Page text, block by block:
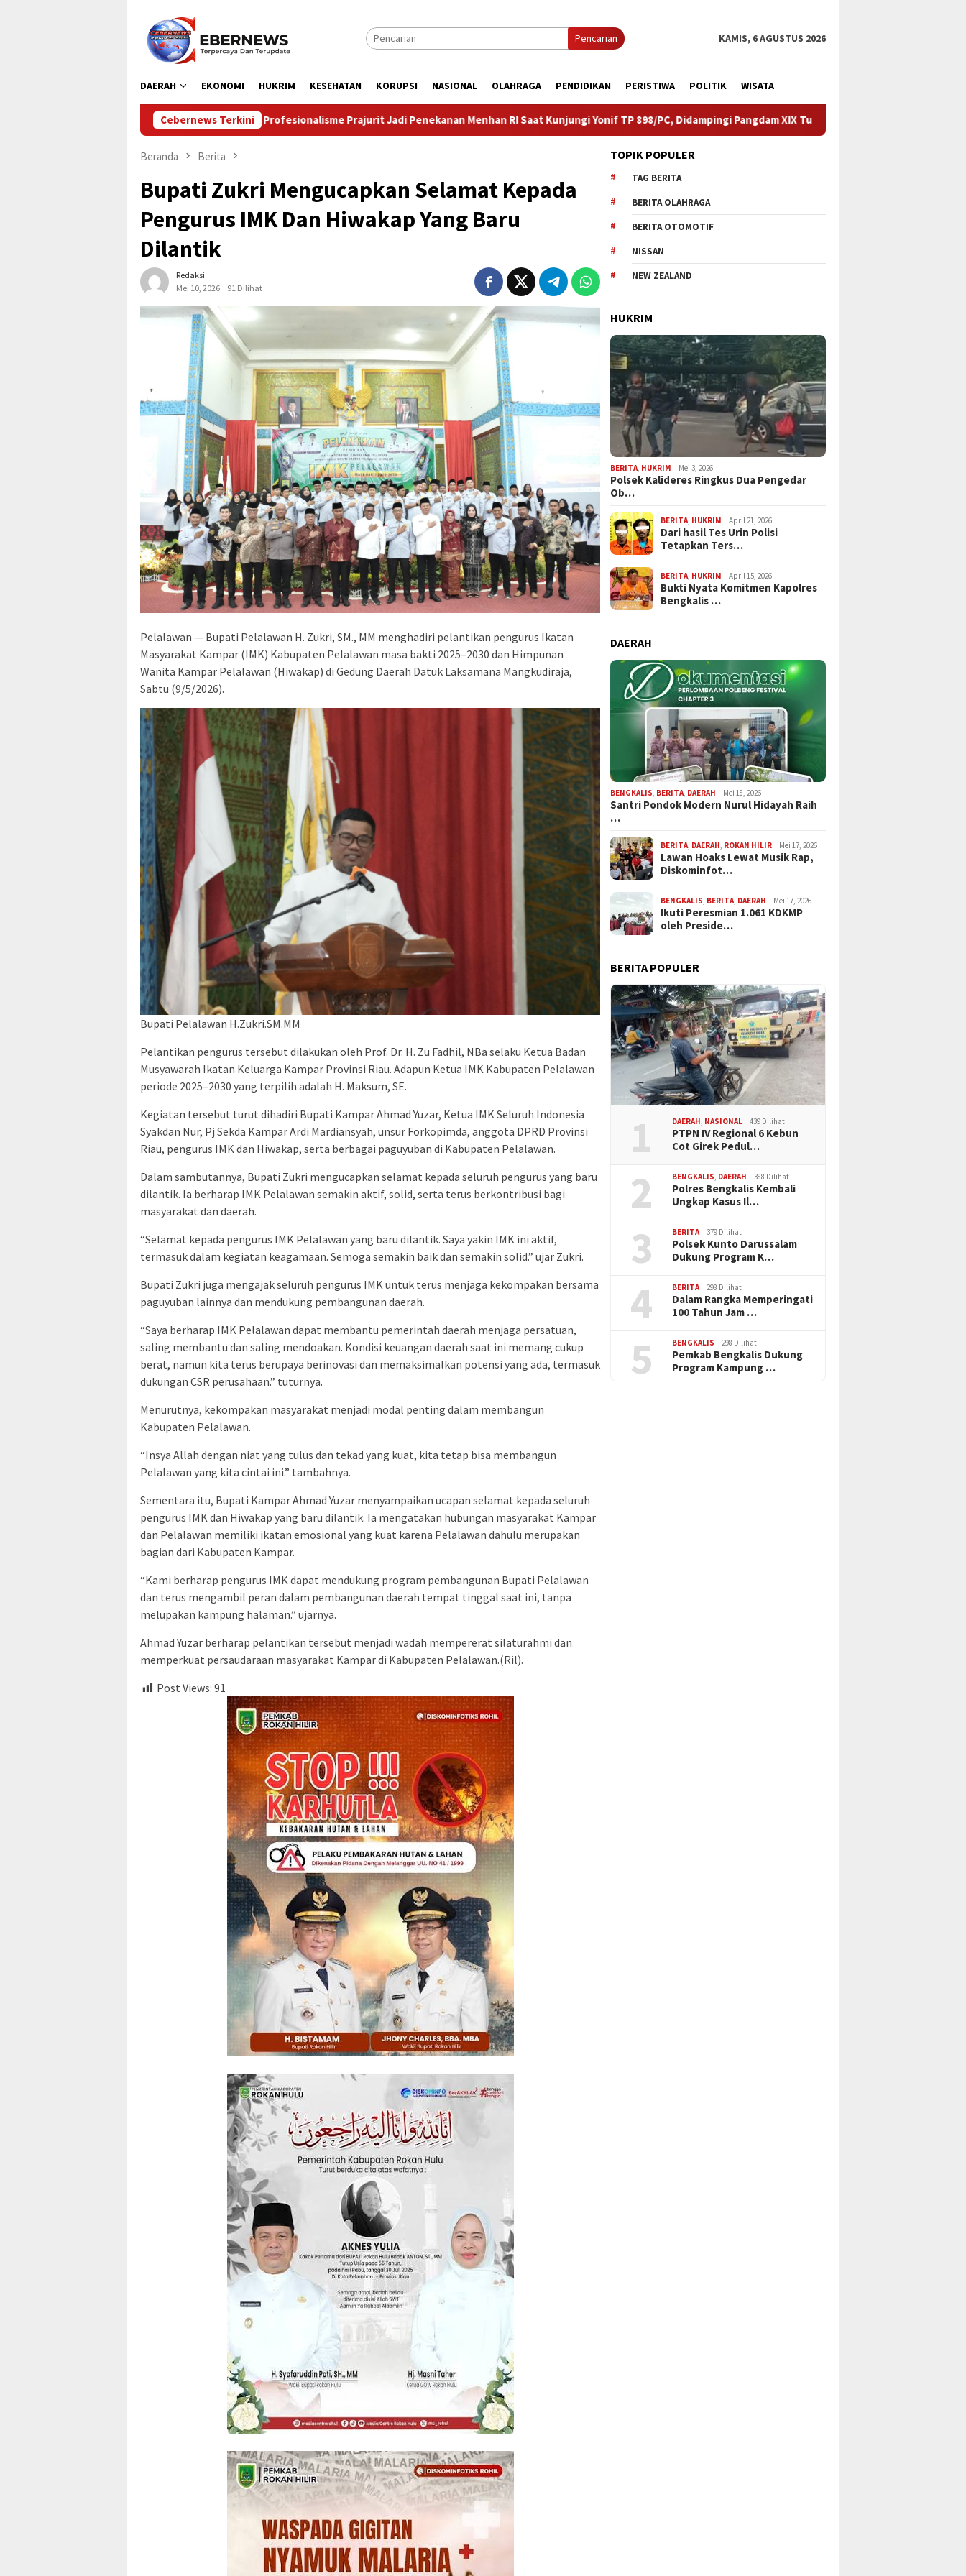
konten
Pencarian KAMIS, 6 AGUSTUS 2026
DAERAH EKONOMI HUKRIM KESEHATAN KORUPSI NASIONAL OLAHRAGA PENDIDIKAN PERISTIWA POLITIK WISATA
Cebernews Terkini
Profesionalisme Prajurit Jadi Penekanan Menhan RI Saat Kunjungi Yonif TP 898/PC, Didampingi Pangdam XIX Tuanku Tambusai Ekspedisi Merah Putih Jangkau Pulau
Beranda Berita
Bupati Zukri Mengucapkan Selamat Kepada
Pengurus IMK Dan Hiwakap Yang Baru
Dilantik
Redaksi
Mei 10, 2026
91 Dilihat
Pelalawan — Bupati Pelalawan H. Zukri, SM., MM menghadiri pelantikan pengurus Ikatan
Masyarakat Kampar (IMK) Kabupaten Pelalawan masa bakti 2025–2030 dan Himpunan
Wanita Kampar Pelalawan (Hiwakap) di Gedung Daerah Datuk Laksamana Mangkudiraja,
Sabtu (9/5/2026).
Bupati Pelalawan H.Zukri.SM.MM
Pelantikan pengurus tersebut dilakukan oleh Prof. Dr. H. Zu Fadhil, NBa selaku Ketua Badan
Musyawarah Ikatan Keluarga Kampar Provinsi Riau. Adapun Ketua IMK Kabupaten Pelalawan
periode 2025–2030 yang terpilih adalah H. Maksum, SE.
Kegiatan tersebut turut dihadiri Bupati Kampar Ahmad Yuzar, Ketua IMK Seluruh Indonesia
Syakdan Nur, Pj Sekda Kampar Ardi Mardiansyah, unsur Forkopimda, anggota DPRD Provinsi
Riau, pengurus IMK dan Hiwakap, serta berbagai paguyuban di Kabupaten Pelalawan.
Dalam sambutannya, Bupati Zukri mengucapkan selamat kepada seluruh pengurus yang baru
dilantik. Ia berharap IMK Pelalawan semakin aktif, solid, serta terus berkontribusi bagi
masyarakat dan daerah.
“Selamat kepada pengurus IMK Pelalawan yang baru dilantik. Saya yakin IMK ini aktif,
termasuk dalam kegiatan keagamaan. Semoga semakin baik dan semakin solid.” ujar Zukri.
Bupati Zukri juga mengajak seluruh pengurus IMK untuk terus menjaga kekompakan bersama
paguyuban lainnya dan mendukung pembangunan daerah.
“Saya berharap IMK Pelalawan dapat membantu pemerintah daerah menjaga persatuan,
saling membantu dan saling mendoakan. Kondisi keuangan daerah saat ini memang cukup
berat, namun kita terus berupaya berinovasi dan memaksimalkan potensi yang ada, termasuk
dukungan CSR perusahaan.” tuturnya.
Menurutnya, kekompakan masyarakat menjadi modal penting dalam membangun
Kabupaten Pelalawan.
“Insya Allah dengan niat yang tulus dan tekad yang kuat, kita tetap bisa membangun
Pelalawan yang kita cintai ini.” tambahnya.
Sementara itu, Bupati Kampar Ahmad Yuzar menyampaikan ucapan selamat kepada seluruh
pengurus IMK dan Hiwakap yang baru dilantik. Ia mengatakan hubungan masyarakat Kampar
dan Pelalawan memiliki ikatan emosional yang kuat karena Pelalawan dahulu merupakan
bagian dari Kabupaten Kampar.
“Kami berharap pengurus IMK dapat mendukung program pembangunan Bupati Pelalawan
dan terus mengambil peran dalam pembangunan daerah tempat tinggal saat ini, tanpa
melupakan kampung halaman.” ujarnya.
Ahmad Yuzar berharap pelantikan tersebut menjadi wadah mempererat silaturahmi dan
memperkuat persaudaraan masyarakat Kampar di Kabupaten Pelalawan.(Ril).
Post Views: 91
TOPIK POPULER
TAG BERITA
BERITA OLAHRAGA
BERITA OTOMOTIF
NISSAN
NEW ZEALAND
HUKRIM
BERITA HUKRIM Mei 3, 2026
Polsek Kalideres Ringkus Dua Pengedar
Ob…
BERITA HUKRIM April 21, 2026
Dari hasil Tes Urin Polisi
Tetapkan Ters…
BERITA HUKRIM April 15, 2026
Bukti Nyata Komitmen Kapolres
Bengkalis …
DAERAH
BENGKALIS BERITA DAERAH Mei 18, 2026
Santri Pondok Modern Nurul Hidayah Raih
…
BERITA DAERAH ROKAN HILIR Mei 17, 2026
Lawan Hoaks Lewat Musik Rap,
Diskominfot…
BENGKALIS BERITA DAERAH Mei 17, 2026
Ikuti Peresmian 1.061 KDKMP
oleh Preside…
BERITA POPULER
1 DAERAH, NASIONAL 439 Dilihat
PTPN IV Regional 6 Kebun
Cot Girek Pedul…
2 BENGKALIS, DAERAH 388 Dilihat
Polres Bengkalis Kembali
Ungkap Kasus Il…
3 BERITA 379 Dilihat
Polsek Kunto Darussalam
Dukung Program K…
4 BERITA 298 Dilihat
Dalam Rangka Memperingati
100 Tahun Jam …
5 BENGKALIS 298 Dilihat
Pemkab Bengkalis Dukung
Program Kampung …